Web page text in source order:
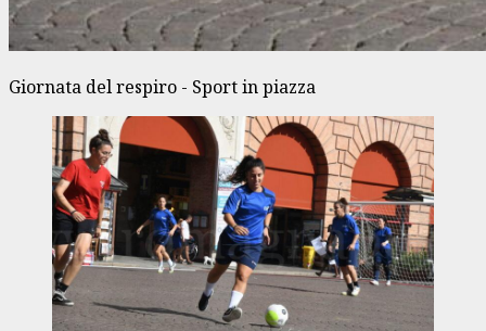
Giornata del respiro - Sport in piazza